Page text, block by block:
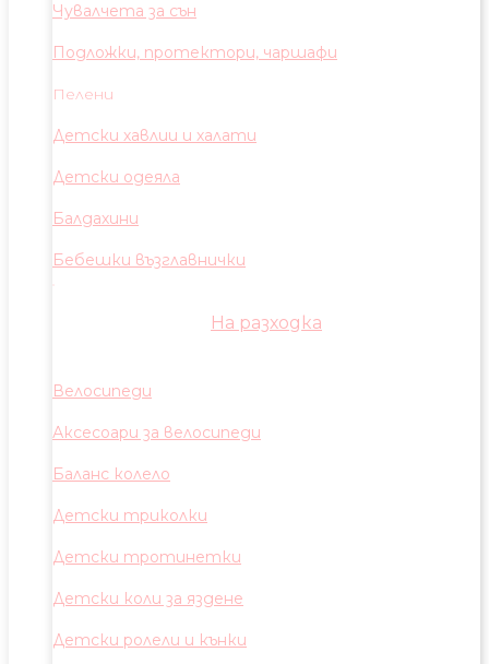
Чувалчета за сън
Подложки, протектори, чаршафи
Пелени
Детски хавлии и халати
Детски одеяла
Балдахини
Бебешки възглавнички
На разходка
Велосипеди
Аксесоари за велосипеди
Баланс колело
Детски триколки
Детски тротинетки
Детски коли за яздене
Детски ролели и кънки